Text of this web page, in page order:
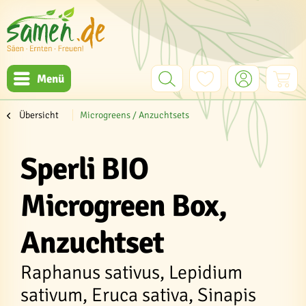
Menü
Übersicht Microgreens / Anzuchtsets
Sperli BIO
Microgreen Box,
Anzuchtset
Raphanus sativus, Lepidium
sativum, Eruca sativa, Sinapis